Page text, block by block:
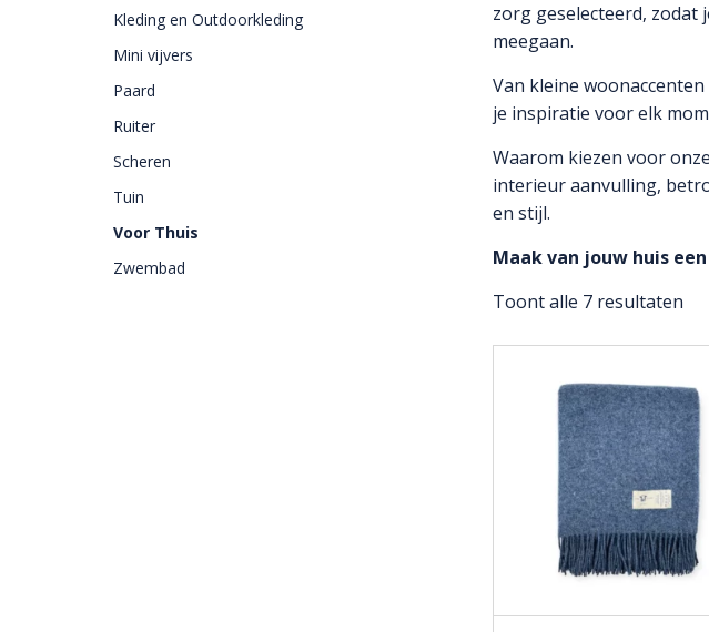
Kleding en Outdoorkleding
Mini vijvers
Paard
Ruiter
Scheren
Tuin
Voor Thuis
Zwembad
zorg geselecteerd, zodat
meegaan.
Van kleine
je inspiratie voor elk
Waarom kiezen voor
interieur aanvulling,
en stijl.
Maak van jouw huis
Toont alle 7 resultaten